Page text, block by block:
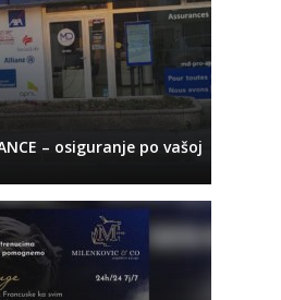
– osiguranje po vašoj